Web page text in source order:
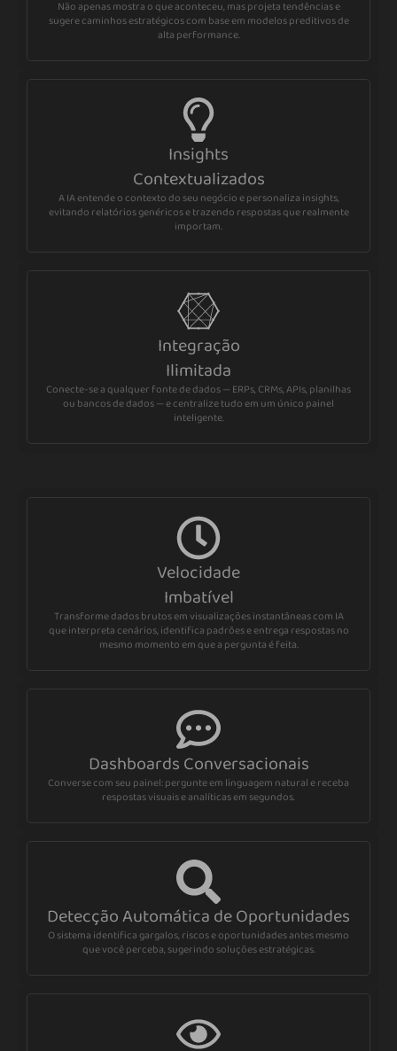
Não apenas mostra o que aconteceu, mas projeta tendências e
sugere caminhos estratégicos com base em modelos preditivos de
alta performance.
Insights
Contextualizados
A IA entende o contexto do seu negócio e personaliza insights,
evitando relatórios genéricos e trazendo respostas que realmente
importam.
Integração
Ilimitada
Conecte-se a qualquer fonte de dados — ERPs, CRMs, APIs, planilhas
ou bancos de dados — e centralize tudo em um único painel
inteligente.
Velocidade
Imbatível
Transforme dados brutos em visualizações instantâneas com IA
que interpreta cenários, identifica padrões e entrega respostas no
mesmo momento em que a pergunta é feita.
Dashboards Conversacionais
Converse com seu painel: pergunte em linguagem natural e receba
respostas visuais e analíticas em segundos.
Detecção Automática de Oportunidades
O sistema identifica gargalos, riscos e oportunidades antes mesmo
que você perceba, sugerindo soluções estratégicas.